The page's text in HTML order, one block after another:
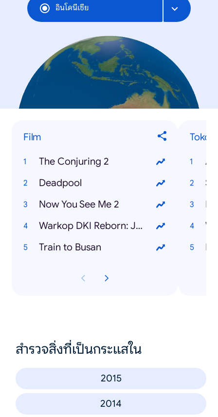
อินโดนีเซีย
Film
The Conjuring 2
Deadpool
Now You See Me 2
Warkop DKI Reborn: Jangkrik Boss! Part 1
Train to Busan
Tokoh
สำรวจสิ่งที่เป็นกระแสใน
2015
2014